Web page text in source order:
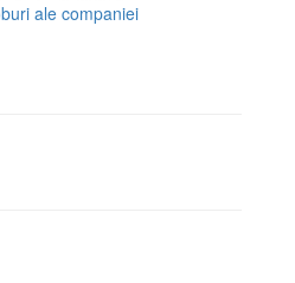
ale companiei